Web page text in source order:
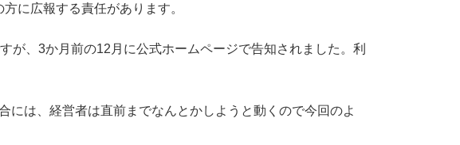
に広報する責任があります。
が、3か月前の12月に公式ホームページで告知されました。利
は、経営者は直前までなんとかしようと動くので今回のよ